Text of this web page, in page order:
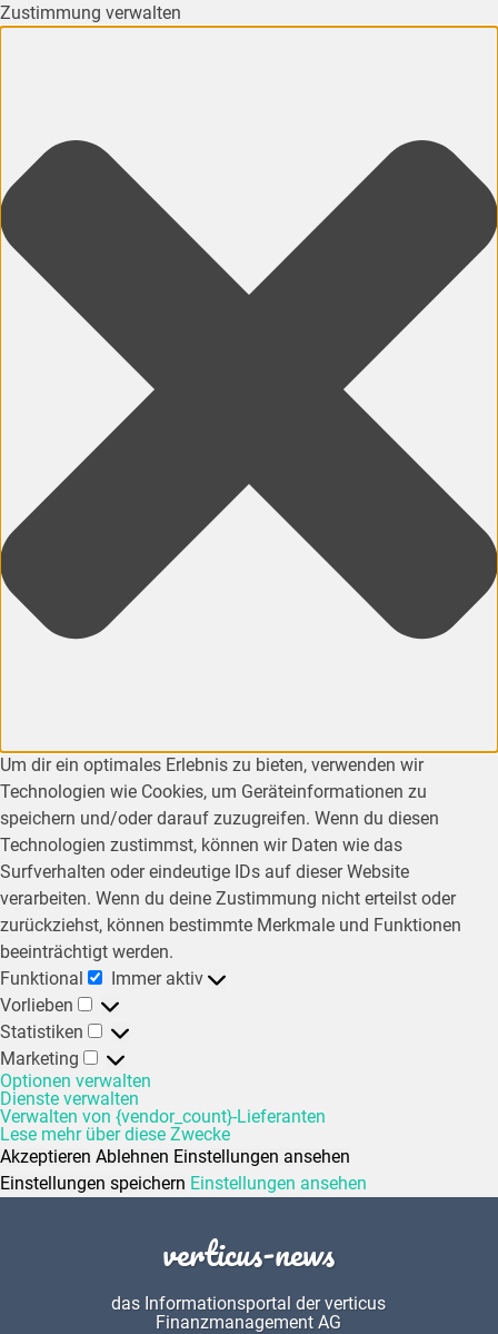
Zustimmung verwalten
Um dir ein optimales Erlebnis zu bieten, verwenden wir
Technologien wie Cookies, um Geräteinformationen zu
speichern und/oder darauf zuzugreifen. Wenn du diesen
Technologien zustimmst, können wir Daten wie das
Surfverhalten oder eindeutige IDs auf dieser Website
verarbeiten. Wenn du deine Zustimmung nicht erteilst oder
zurückziehst, können bestimmte Merkmale und Funktionen
beeinträchtigt werden.
Funktional
Immer aktiv
Vorlieben
Statistiken
Marketing
Optionen verwalten
Dienste verwalten
Verwalten von {vendor_count}-Lieferanten
Lese mehr über diese Zwecke
Akzeptieren Ablehnen Einstellungen ansehen
Einstellungen speichern Einstellungen ansehen
verticus-news
das Informationsportal der verticus
Finanzmanagement AG